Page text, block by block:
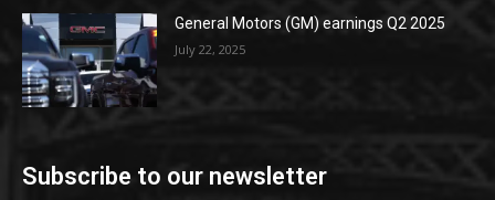
General Motors (GM) earnings Q2 2025
July 22, 2025
Subscribe to our newsletter